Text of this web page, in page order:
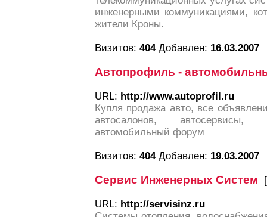
инженерными коммуникациями,
жители Кроны.
Визитов: 404Добавлен: 16.03.2007
Автопрофиль -
URL: http://www.autoprofil.ru
Купля продажа авто, все
автосалонов, автосервисы,
автомобильный форум
Визитов: 404Добавлен: 19.03.2007
Сервис Инженерных Систем [
URL: http://servisinz.ru